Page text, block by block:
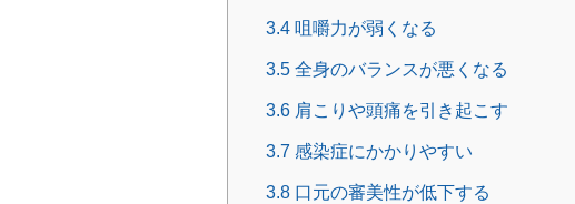
3.4 咀嚼力が弱くなる
3.5 全身のバランスが悪くなる
3.6 肩こりや頭痛を引き起こす
3.7 感染症にかかりやすい
3.8 口元の審美性が低下する